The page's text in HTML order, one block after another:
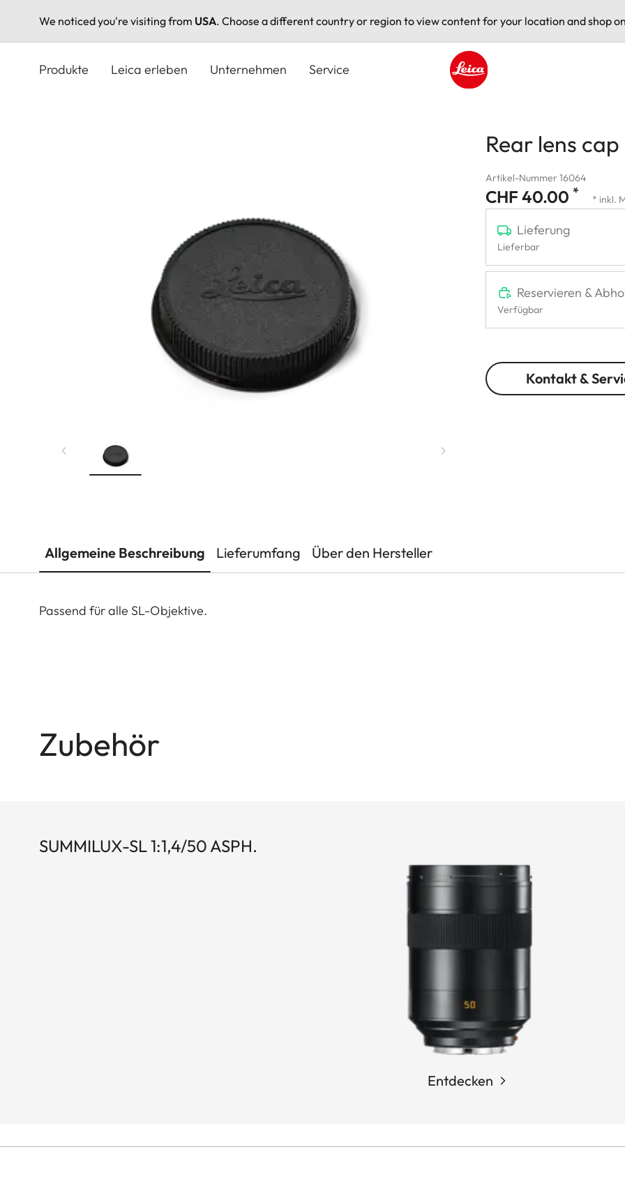
We noticed you're visiting from USA. Choose a different country or region to view content for your location and shop
Produkte Leica erleben Unternehmen Service
Rear lens cap
Artikel-Nummer 16064
CHF 40.00 * * inkl.
Lieferung
Lieferbar
Reservieren &
Verfügbar
Kontakt &
Allgemeine Beschreibung Lieferumfang Über den Hersteller
Passend für alle SL-Objektive.
Zubehör
SUMMILUX-SL 1:1,4/50 ASPH.
Entdecken